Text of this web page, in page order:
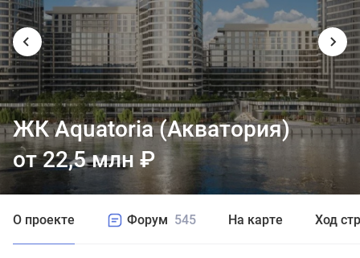
О проекте Форум 545 На карте Ход
ЖК Aquatoria (Акватория)
от 22,5 млн ₽